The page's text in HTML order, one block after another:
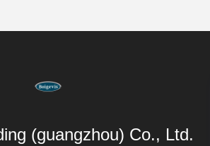
(guangzhou) Co., Ltd.